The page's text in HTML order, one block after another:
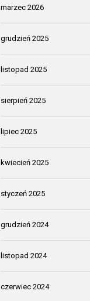
marzec 2026
grudzień 2025
listopad 2025
sierpień 2025
lipiec 2025
kwiecień 2025
styczeń 2025
grudzień 2024
listopad 2024
czerwiec 2024